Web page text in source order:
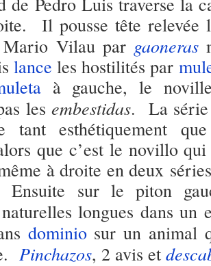
Il pousse tête relevée
Vilau par gaoneras
lance les hostilités par
à gauche, le
lesembestidas. La série
tant esthétiquement
que c’est le novillo
à droite en deux
sur le piton
longues dans un
dominiosur un animal
Pinchazos, 2 avis et